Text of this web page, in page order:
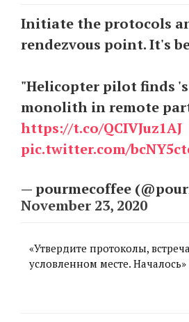
Initiate the protocols
rendezvous point. It's
"Helicopter pilot finds
monolith in remote
https://t.co/QCIVJuz1AJ
pic.twitter.com/
— pourmecoffee
November 23, 2020
«Утвердите протоколы,
условленном месте. Началось»